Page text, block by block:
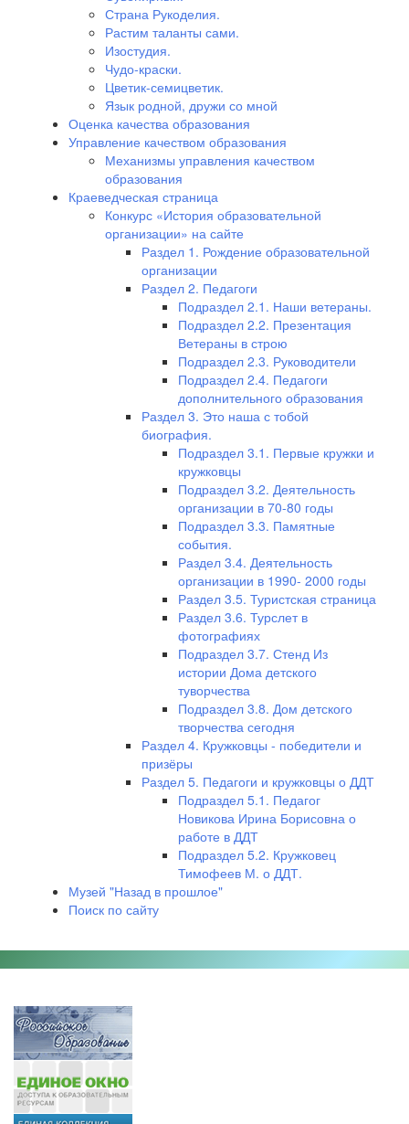
Страна Рукоделия.
Растим таланты сами.
Изостудия.
Чудо-краски.
Цветик-семицветик.
Язык родной, дружи со мной
Оценка качества образования
Управление качеством образования
Механизмы управления качеством
образования
Краеведческая страница
Конкурс «История образовательной
организации» на сайте
Раздел 1. Рождение образовательной
организации
Раздел 2. Педагоги
Подраздел 2.1. Наши ветераны.
Подраздел 2.2. Презентация
Ветераны в строю
Подраздел 2.3. Руководители
Подраздел 2.4. Педагоги
дополнительного образования
Раздел 3. Это наша с тобой
биография.
Подраздел 3.1. Первые кружки и
кружковцы
Подраздел 3.2. Деятельность
организации в 70-80 годы
Подраздел 3.3. Памятные
события.
Раздел 3.4. Деятельность
организации в 1990- 2000 годы
Раздел 3.5. Туристская страница
Раздел 3.6. Турслет в
фотографиях
Подраздел 3.7. Стенд Из
истории Дома детского
туворчества
Подраздел 3.8. Дом детского
творчества сегодня
Раздел 4. Кружковцы - победители и
призёры
Раздел 5. Педагоги и кружковцы о ДДТ
Подраздел 5.1. Педагог
Новикова Ирина Борисовна о
работе в ДДТ
Подраздел 5.2. Кружковец
Тимофеев М. о ДДТ.
Музей "Назад в прошлое"
Поиск по сайту